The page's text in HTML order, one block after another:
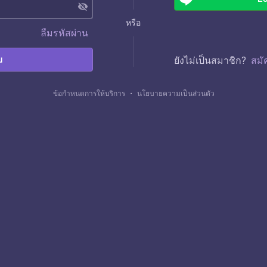
visibility_off
ลืมรหัสผ่าน
หรือ
ยังไม่เป็นสมาชิก? สมั
ข้อกำหนดการให้บริการ ・ นโยบายความเป็นส่วนตัว